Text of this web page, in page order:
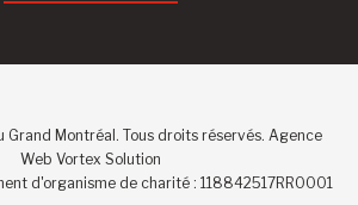
Montréal. Tous droits réservés. Agence
Web Vortex Solution
d'organisme de charité : 118842517RR0001